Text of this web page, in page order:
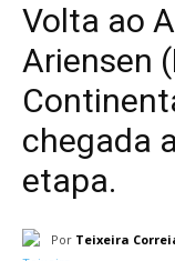
Volta ao
Ariensen
chegada
etapa.
Por Teixeira